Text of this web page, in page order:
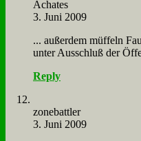
Acha­tes
3. Juni 2009
... au­ßer­dem müf­feln
un­ter Aus­schluß der
Reply
zone­batt­ler
3. Juni 2009